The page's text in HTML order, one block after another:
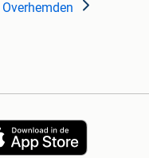
Overhemden